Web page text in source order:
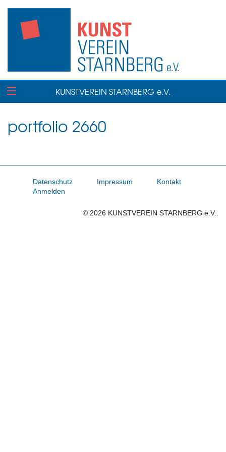
KUNSTVEREIN STARNBERG e.V.
portfolio 2660
Datenschutz Impressum
Kontakt
Anmelden
© 2026 KUNSTVEREIN STARNBERG e.V..